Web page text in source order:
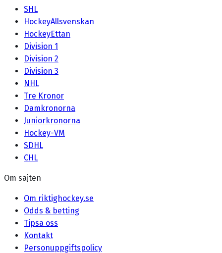
SHL
HockeyAllsvenskan
HockeyEttan
Division 1
Division 2
Division 3
NHL
Tre Kronor
Damkronorna
Juniorkronorna
Hockey-VM
SDHL
CHL
Om sajten
Om riktighockey.se
Odds & betting
Tipsa oss
Kontakt
Personuppgiftspolicy